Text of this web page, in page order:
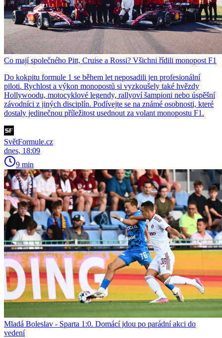
Co mají společného Pitt, Cruise a Rossi? Všichni řídili monopost F1
Do kokpitu formule 1 se během let neposadili jen profesionální
piloti. Rychlost a výkon monopostů si vyzkoušely také hvězdy
Hollywoodu, motocyklové legendy, rallyoví šampioni nebo úspěšní
závodníci z jiných disciplín. Podívejte se na známé osobnosti, které
dostaly jedinečnou příležitost usednout za volant monopostu F1.
SvětFormule.cz
dnes, 18:09
9 min
Mladá Boleslav - Sparta 1:0. Domácí jdou po parádní akci do
vedení